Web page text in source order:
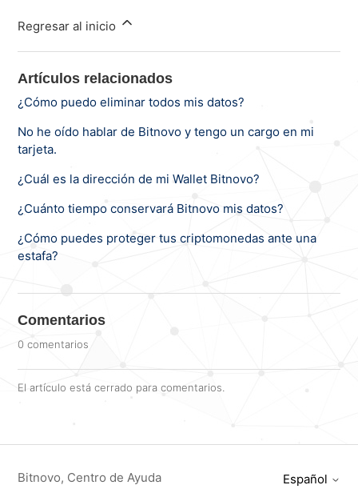
Regresar al inicio
Artículos relacionados
¿Cómo puedo eliminar todos mis datos?
No he oído hablar de Bitnovo y tengo un cargo en mi
tarjeta.
¿Cuál es la dirección de mi Wallet Bitnovo?
¿Cuánto tiempo conservará Bitnovo mis datos?
¿Cómo puedes proteger tus criptomonedas ante una
estafa?
Comentarios
0 comentarios
El artículo está cerrado para comentarios.
Bitnovo, Centro de Ayuda Español